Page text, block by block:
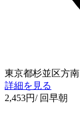
東京都杉並区方南
詳細を見る
2,453円/ 回早朝